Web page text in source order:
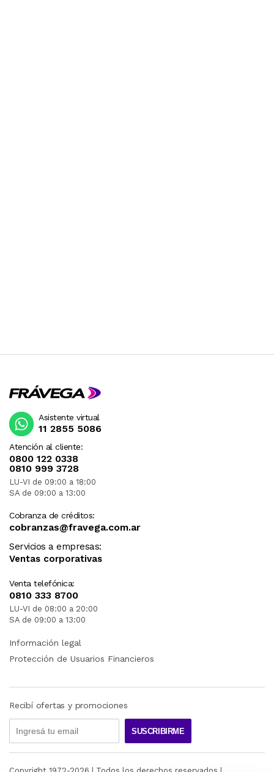
Atención al cliente:
0800 122 0338
0810 999 3728
LU-VI de 09:00 a 18:00
SA de 09:00 a 13:00
Cobranza de créditos:
cobranzas@fravega.com.ar
Servicios a empresas:
Ventas corporativas
Venta telefónica:
0810 333 8700
LU-VI de 08:00 a 20:00
SA de 09:00 a 13:00
Asistente virtual
11 2855 5086
Información legal
Protección de Usuarios Financieros
Recibí ofertas y promociones
SUSCRIBIRME